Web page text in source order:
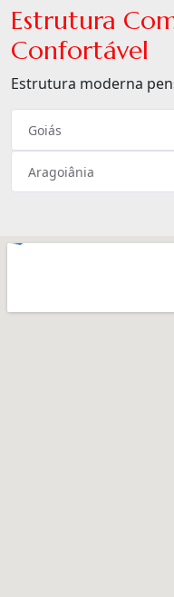
Estrutura
Confortável
Estrutura moderna
Goiás
Aragoiânia